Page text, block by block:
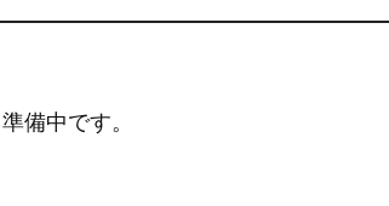
備中です。